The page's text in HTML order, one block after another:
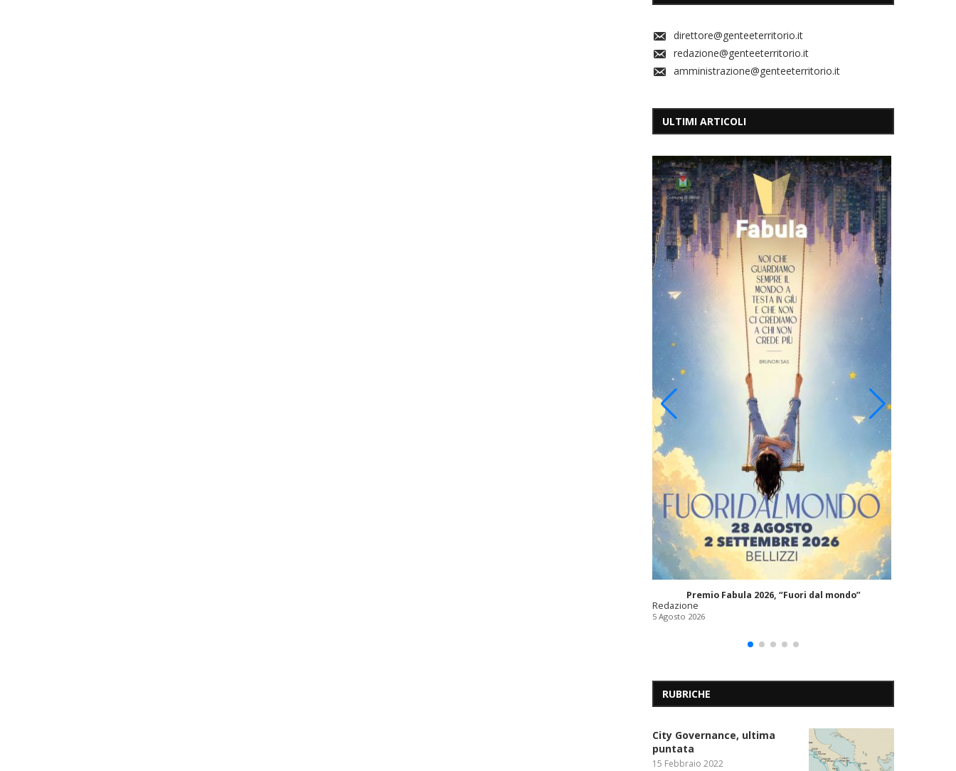
direttore@genteeterritorio.it
redazione@genteeterritorio.it
amministrazione@genteeterritorio.it
ULTIMI ARTICOLI
Premio Fabula 2026, “Fuori dal mondo”
Redazione
5 Agosto 2026
RUBRICHE
City Governance, ultima
puntata
15 Febbraio 2022